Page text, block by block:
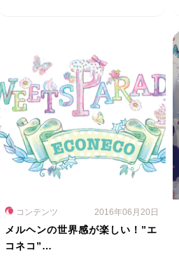
コンテンツ 2016年06月20日
メルヘンの世界感が楽しい！”エ
コネコ”…